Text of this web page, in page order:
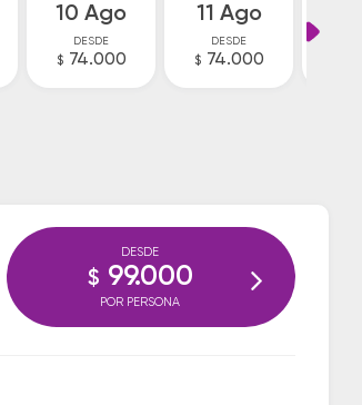
10 Ago
DESDE
$ 74.000
11 Ago
DESDE
$ 74.000
DESDE
$ 99.000
POR PERSONA